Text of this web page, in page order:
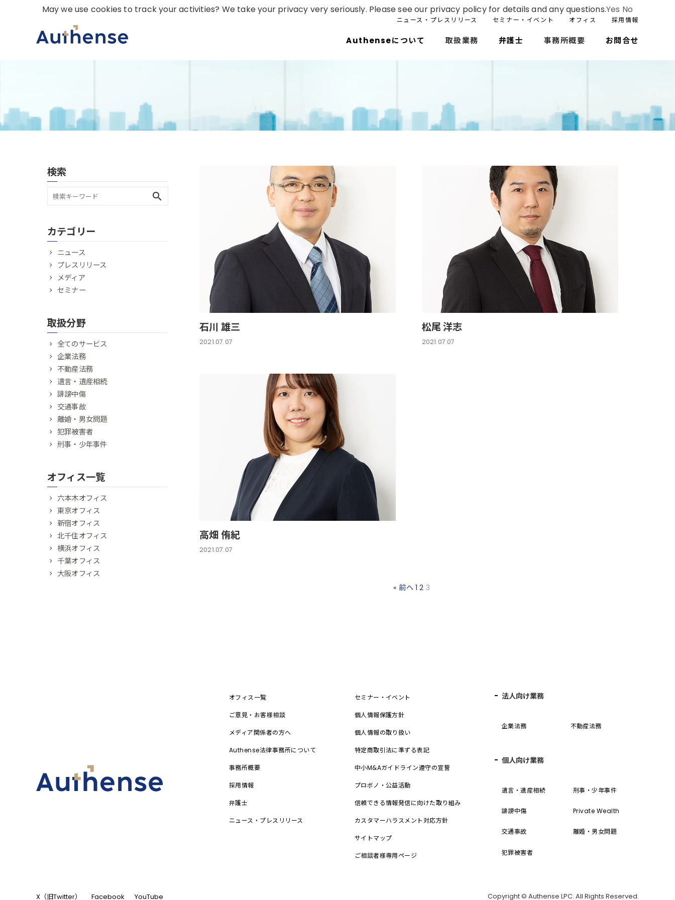
ニュース・プレスリリース セミナー・イベント オフィス 採用情報
Authenseについて 取扱業務 弁護士 事務所概要 お問合せ
石川 雄三
2021.07.07
松尾 洋志
2021.07.07
高畑 侑紀
2021.07.07
« 前へ 1 2 3
検索
search
カテゴリー
ニュース
プレスリリース
メディア
セミナー
取扱分野
全てのサービス
企業法務
不動産法務
遺言・遺産相続
誹謗中傷
交通事故
離婚・男女問題
犯罪被害者
刑事・少年事件
オフィス一覧
六本木オフィス
東京オフィス
新宿オフィス
北千住オフィス
横浜オフィス
千葉オフィス
大阪オフィス
オフィス一覧
ご意見・お客様相談
メディア関係者の方へ
Authense法律事務所について
事務所概要
採用情報
弁護士
ニュース・プレスリリース
セミナー・イベント
個人情報保護方針
個人情報の取り扱い
特定商取引法に準ずる表記
中小M&Aガイドライン遵守の宣誓
プロボノ・公益活動
信頼できる情報発信に向けた取り組み
カスタマーハラスメント対応方針
サイトマップ
ご相談者様専用ページ
法人向け業務
企業法務 不動産法務
個人向け業務
遺言・遺産相続 刑事・少年事件
誹謗中傷 Private Wealth
交通事故 離婚・男女問題
犯罪被害者
X（旧Twitter） Facebook YouTube Copyright © Authense LPC. All Rights Reserved.
May we use cookies to track your activities? We take your privacy very seriously. Please see our privacy policy for details and any questions.Yes No